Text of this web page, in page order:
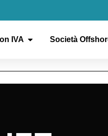
IVA Società